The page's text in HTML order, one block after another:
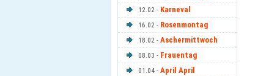
12.02 - Karneval
16.02 - Rosenmontag
18.02 - Aschermittwoch
08.03 - Frauentag
01.04 - April April